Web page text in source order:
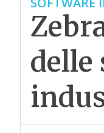
delle